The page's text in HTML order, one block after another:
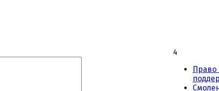
4
Право